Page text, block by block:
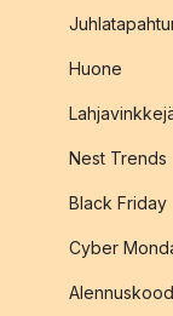
Huone
Nest Trends
Black Friday
Cyber